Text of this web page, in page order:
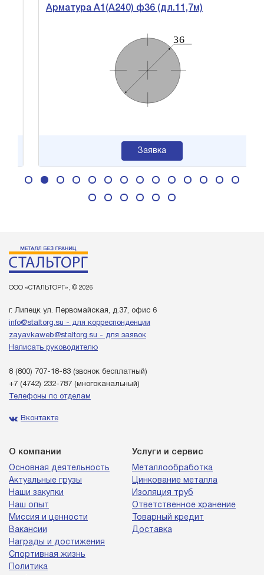
Арматура А1(А240) ф36 (дл.11,7м)
Заявка
ООО «СТАЛЬТОРГ», © 2026
г. Липецк ул. Первомайская, д.37, офис 6
info@staltorg.su - для корреспонденции
zayavkaweb@staltorg.su - для заявок
Написать руководителю
8 (800) 707-18-83 (звонок бесплатный)
+7 (4742) 232-787 (многоканальный)
Телефоны по отделам
Вконтакте
О компании
Основная деятельность
Актуальные грузы
Наши закупки
Наш опыт
Миссия и ценности
Вакансии
Награды и достижения
Спортивная жизнь
Политика
Услуги и сервис
Металлообработка
Цинкование металла
Изоляция труб
Ответственное хранение
Товарный кредит
Доставка